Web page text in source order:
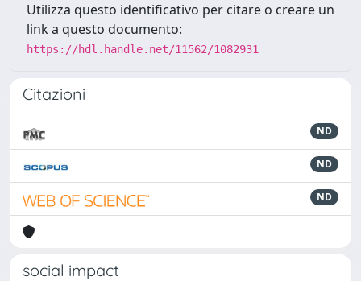
Utilizza questo identificativo per citare o creare un
link a questo documento:
https://hdl.handle.net/11562/1082931
Citazioni
ND
ND
ND
social impact